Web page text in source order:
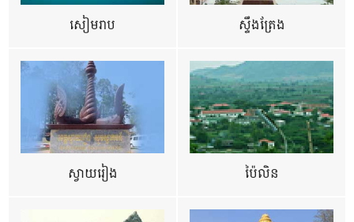
សៀមរាប ស្ទឹងត្រែង
ស្វាយរៀង ប៉ៃលិន